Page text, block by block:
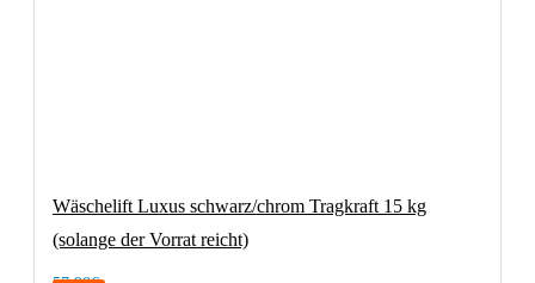
Wäschelift Luxus schwarz/chrom Tragkraft 15 kg
(solange der Vorrat reicht)